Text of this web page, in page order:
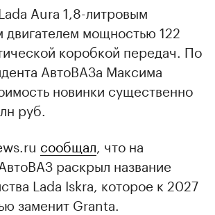
Aura 1,8-литровым
мощностью 122
коробкой передач. По
АвтоВАЗа Максима
новинки существенно
руб.
сообщал , что на
раскрыл название
Lada Iskra, которое к 2027
заменит Granta.